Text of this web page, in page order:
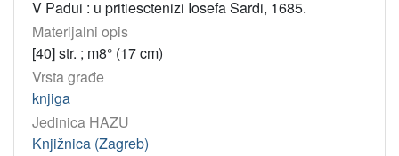
V Padui : u pritiesctenizi Iosefa Sardi, 1685.
Materijalni opis
[40] str. ; m8° (17 cm)
Vrsta građe
knjiga
Jedinica HAZU
Knjižnica (Zagreb)